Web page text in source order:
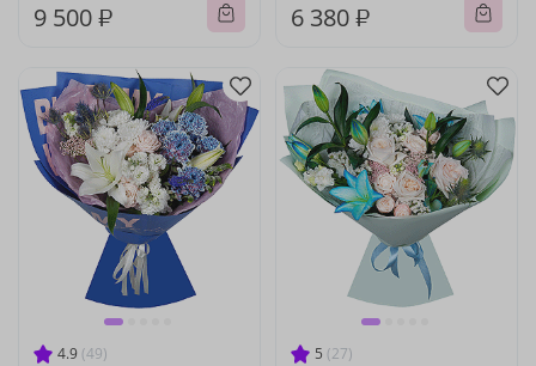
9 500 ₽ 6 380 ₽
4.9 (49) 5 (27)